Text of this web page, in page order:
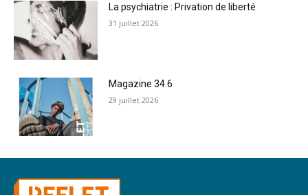
La psychiatrie : Privation de liberté
31 juillet 2026
Magazine 34.6
29 juillet 2026